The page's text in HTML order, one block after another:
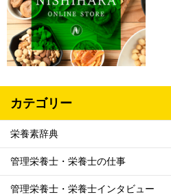
カテゴリー
栄養素辞典
管理栄養士・栄養士の仕事
管理栄養士・栄養士インタビュー